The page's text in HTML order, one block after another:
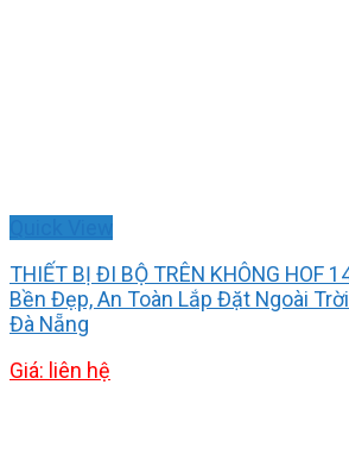
THIẾT BỊ ĐI BỘ TRÊN KHÔNG HOF
Bền Đẹp, An Toàn Lắp Đặt Ngoài
Đà Nẵng
Giá: liên hệ